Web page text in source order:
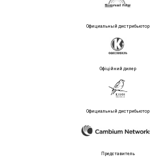
Официальный дистрибьютор
Офіційний дилер
Официальный дистрибьютор
Представитель